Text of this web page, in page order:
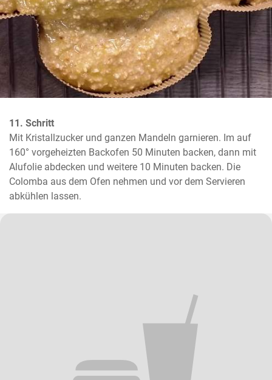
11. Schritt
Mit Kristallzucker und ganzen Mandeln garnieren. Im auf
160° vorgeheizten Backofen 50 Minuten backen, dann mit
Alufolie abdecken und weitere 10 Minuten backen. Die
Colomba aus dem Ofen nehmen und vor dem Servieren
abkühlen lassen.